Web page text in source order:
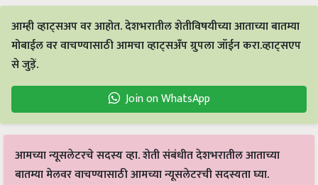
आम्ही व्हाट्सअप वर आहोत. देशभरातील शेतीविषयीच्या आताच्या बातम्या
मोबाईल वर वाचण्यासाठी आमचा व्हाट्सअँप ग्रुपला जॉईन करा.व्हाट्सएप
से जुड़ें.
Join on WhatsApp
आमच्या न्यूसलेटरचे सदस्य व्हा. शेती संबंधीत देशभरातील आताच्या
बातम्या मेलवर वाचण्यासाठी आमच्या न्यूसलेटरची सदस्यता घ्या.